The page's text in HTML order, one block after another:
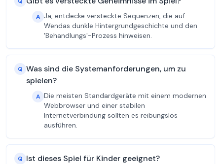
A Ja, entdecke versteckte Sequenzen, die auf
Wendas dunkle Hintergrundgeschichte und den
'Behandlungs'-Prozess hinweisen.
Q Was sind die Systemanforderungen, um zu
spielen?
A Die meisten Standardgeräte mit einem modernen
Webbrowser und einer stabilen
Internetverbindung sollten es reibungslos
ausführen.
Q Ist dieses Spiel für Kinder geeignet?